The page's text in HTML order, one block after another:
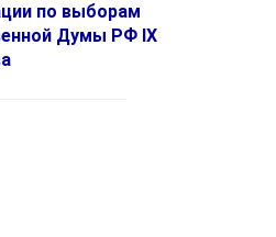
по выборам
Думы РФ IX